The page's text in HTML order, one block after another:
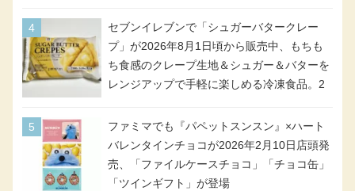
号・5号) / シャディクが全6種のクリアスタ
ンドになって登場!
セブンイレブンで「シュガーバタークレー
プ」が2026年8月1日頃から販売中、もちも
ち食感のクレープ生地＆シュガー＆バターを
レンジアップで手軽に楽しめる冷凍食品。2
ファミマでも『パペットスンスン』×ハート
バレンタインチョコが2026年2月10日店頭発
売、「ファイルケースチョコ」「チョコ缶」
「ツインギフト」が登場